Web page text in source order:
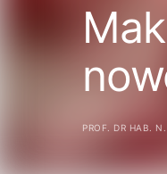
PROF. DR HAB.